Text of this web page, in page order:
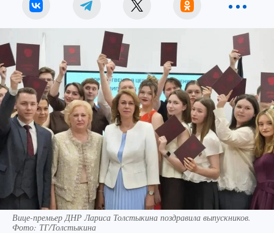
Вице-премьер ДНР Лариса Толстыкина поздравила выпускников.
Фото: ТГ/Толстыкина